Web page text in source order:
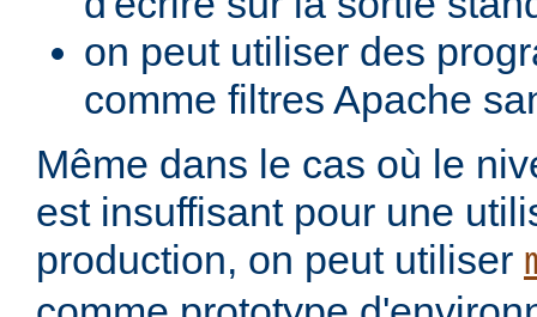
on peut utiliser des
comme filtres Apache
Même dans le cas où le
est insuffisant pour une
production, on peut utiliser